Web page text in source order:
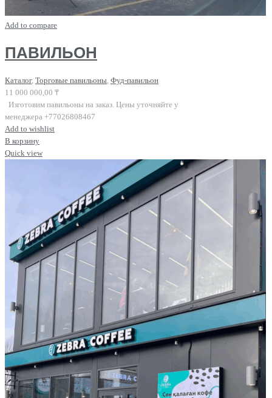
Add to compare
ПАВИЛЬОН
Каталог, Торговые павильоны Фуд-павильон
11 000 000,00 ₸
Изготовим павильоны на заказ. Цены уточняйте у
менеджера +77026808467
Add to wishlist
В корзину
Quick view